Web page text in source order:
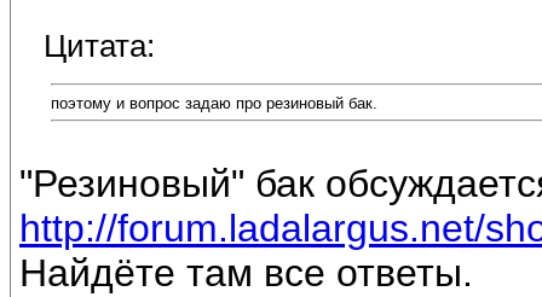
Цитата:
поэтому и вопрос задаю про резиновый бак.
"Резиновый" бак
http://forum.ladalargus.net/
Найдёте там все ответы.